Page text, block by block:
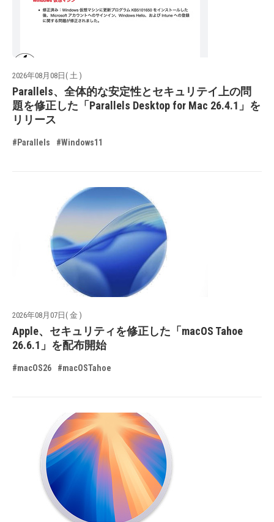
2026年08月08日( 土 )
Parallels、全体的な安定性とセキュリテイ上の問
題を修正した「Parallels Desktop for Mac 26.4.1」を
リリース
#Parallels #Windows11
2026年08月07日( 金 )
Apple、セキュリティを修正した「macOS Tahoe
26.6.1」を配布開始
#macOS26 #macOSTahoe